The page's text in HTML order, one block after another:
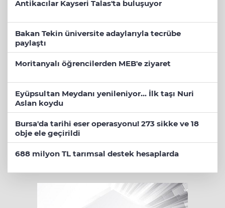
Antikacılar Kayseri Talas'ta buluşuyor
Bakan Tekin üniversite adaylarıyla tecrübe
paylaştı
Moritanyalı öğrencilerden MEB'e ziyaret
Eyüpsultan Meydanı yenileniyor... İlk taşı Nuri
Aslan koydu
Bursa'da tarihi eser operasyonu! 273 sikke ve 18
obje ele geçirildi
688 milyon TL tarımsal destek hesaplarda